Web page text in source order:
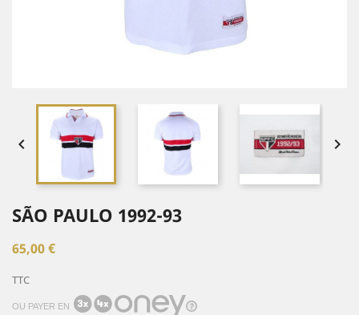
 
SÃO PAULO 1992-93
65,00 €
TTC
OU PAYER EN